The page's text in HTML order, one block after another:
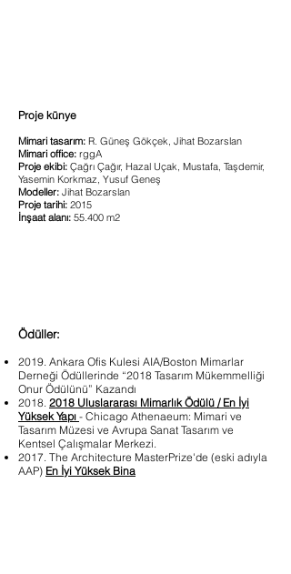
Proje künye
Mimari tasarım: R. Güneş Gökçek, Jihat Bozarslan
Mimari office: rggA
Proje ekibi: Çağrı Çağır, Hazal Uçak, Mustafa, Taşdemir,
Yasemin Korkmaz, Yusuf Geneş
Modeller: Jihat Bozarslan
Proje tarihi: 2015
İnşaat alanı: 55.400 m2
Ödüller:
2019. Ankara Ofis Kulesi AIA/Boston Mimarlar
Derneği Ödüllerinde “2018 Tasarım Mükemmelliği
Onur Ödülünü” Kazandı
2018. 2018 Uluslararası Mimarlık Ödülü / En İyi
Yüksek Yapı - Chicago Athenaeum: Mimari ve
Tasarım Müzesi ve Avrupa Sanat Tasarım ve
Kentsel Çalışmalar Merkezi.
2017. The Architecture MasterPrize'de (eski adıyla
AAP) En İyi Yüksek Bina